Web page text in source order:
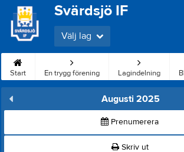
Svärdsjö IF
Välj lag
Start En trygg förening Lagindelning
Augusti 2025
Prenumerera
Skriv ut